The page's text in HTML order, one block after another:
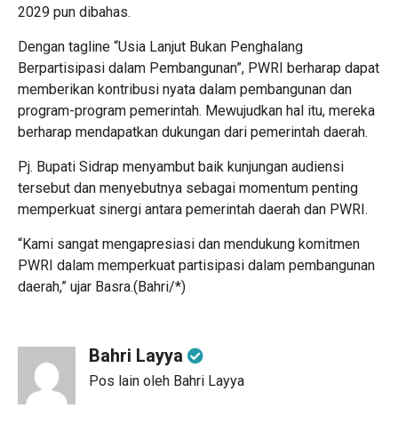
2029 pun dibahas.
Dengan tagline “Usia Lanjut Bukan Penghalang
Berpartisipasi dalam Pembangunan”, PWRI berharap dapat
memberikan kontribusi nyata dalam pembangunan dan
program-program pemerintah. Mewujudkan hal itu, mereka
berharap mendapatkan dukungan dari pemerintah daerah.
Pj. Bupati Sidrap menyambut baik kunjungan audiensi
tersebut dan menyebutnya sebagai momentum penting
memperkuat sinergi antara pemerintah daerah dan PWRI.
“Kami sangat mengapresiasi dan mendukung komitmen
PWRI dalam memperkuat partisipasi dalam pembangunan
daerah,” ujar Basra.(Bahri/*)
Bahri Layya
Pos lain oleh Bahri Layya